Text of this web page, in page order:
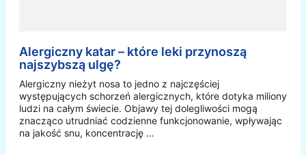
Alergiczny katar – które leki przynoszą
najszybszą ulgę?
Alergiczny nieżyt nosa to jedno z najczęściej
występujących schorzeń alergicznych, które dotyka miliony
ludzi na całym świecie. Objawy tej dolegliwości mogą
znacząco utrudniać codzienne funkcjonowanie, wpływając
na jakość snu, koncentrację …